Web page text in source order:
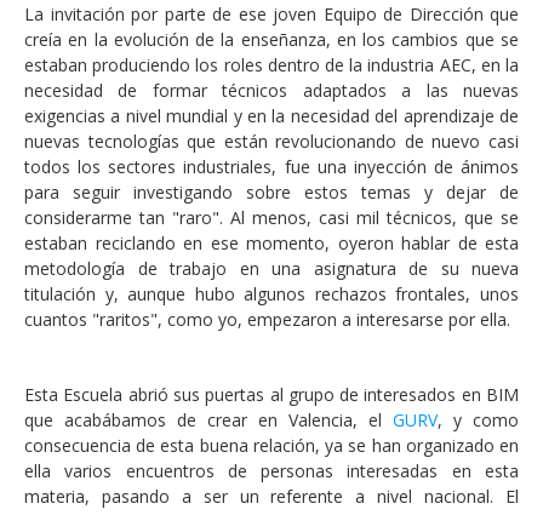
La invitación por parte de ese joven Equipo de Dirección que
creía en la evolución de la enseñanza, en los cambios que se
estaban produciendo los roles dentro de la industria AEC, en la
necesidad de formar técnicos adaptados a las nuevas
exigencias a nivel mundial y en la necesidad del aprendizaje de
nuevas tecnologías que están revolucionando de nuevo casi
todos los sectores industriales, fue una inyección de ánimos
para seguir investigando sobre estos temas y dejar de
considerarme tan "raro". Al menos, casi mil técnicos, que se
estaban reciclando en ese momento, oyeron hablar de esta
metodología de trabajo en una asignatura de su nueva
titulación y, aunque hubo algunos rechazos frontales, unos
cuantos "raritos", como yo, empezaron a interesarse por ella.
Esta Escuela abrió sus puertas al grupo de interesados en BIM
que acabábamos de crear en Valencia, el GURV, y como
consecuencia de esta buena relación, ya se han organizado en
ella varios encuentros de personas interesadas en esta
materia, pasando a ser un referente a nivel nacional. El